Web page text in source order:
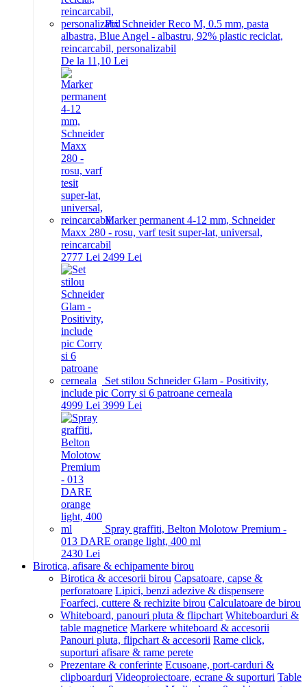
Pix Schneider Reco M, 0.5 mm, pasta
albastra, Blue Angel - albastru, 92% plastic reciclat,
reincarcabil, personalizabil
De la 11,10 Lei
Marker permanent 4-12 mm, Schneider
Maxx 280 - rosu, varf tesit super-lat, universal,
reincarcabil
2777 Lei 2499 Lei
Set stilou Schneider Glam - Positivity,
include pic Corry si 6 patroane cerneala
4999 Lei 3999 Lei
Spray graffiti, Belton Molotow Premium -
013 DARE orange light, 400 ml
2430 Lei
Birotica, afisare & echipamente birou
Birotica & accesorii birou Capsatoare, capse &
perforatoare Lipici, benzi adezive & dispensere
Foarfeci, cuttere & rechizite birou Calculatoare de birou
Whiteboard, panouri pluta & flipchart Whiteboarduri &
table magnetice Markere whiteboard & accesorii
Panouri pluta, flipchart & accesorii Rame click,
suporturi afisare & rame perete
Prezentare & conferinte Ecusoane, port-carduri &
clipboarduri Videoproiectoare, ecrane & suporturi Table